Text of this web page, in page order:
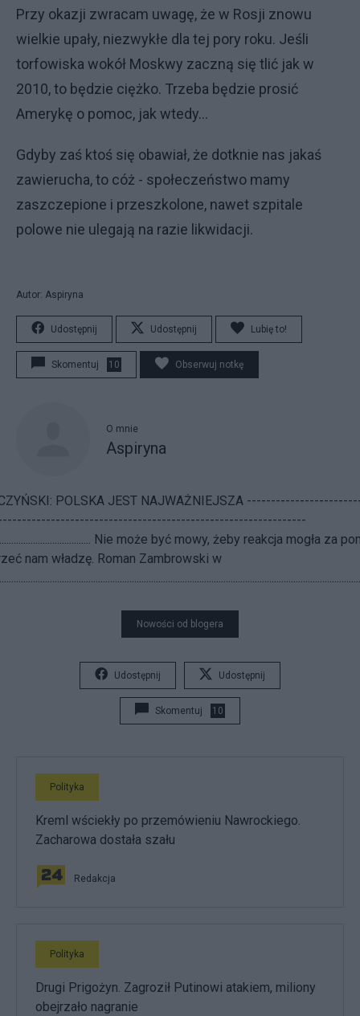
Przy okazji zwracam uwagę, że w Rosji znowu
wielkie upały, niezwykłe dla tej pory roku. Jeśli
torfowiska wokół Moskwy zaczną się tlić jak w
2010, to będzie ciężko. Trzeba będzie prosić
Amerykę o pomoc, jak wtedy...
Gdyby zaś ktoś się obawiał, że dotknie nas jakaś
zawierucha, to cóż - społeczeństwo mamy
zaszczepione i przeszkolone, nawet szpitale
polowe nie ulegają na razie likwidacji.
Autor: Aspiryna
Udostępnij Udostępnij Lubię to!
Skomentuj 10 Obserwuj notkę
O mnie
Aspiryna
POLSKA JEST NAJWAŻNIEJSZA
Nie może być mowy, żeby reakcja mogła za
nam władzę. Roman Zambrowski w
Nowości od blogera
Udostępnij Udostępnij
Skomentuj 10
Polityka
Kreml wściekły po przemówieniu Nawrockiego.
Zacharowa dostała szału
Redakcja
Polityka
Drugi Prigożyn. Zagroził Putinowi atakiem, miliony
obejrzało nagranie